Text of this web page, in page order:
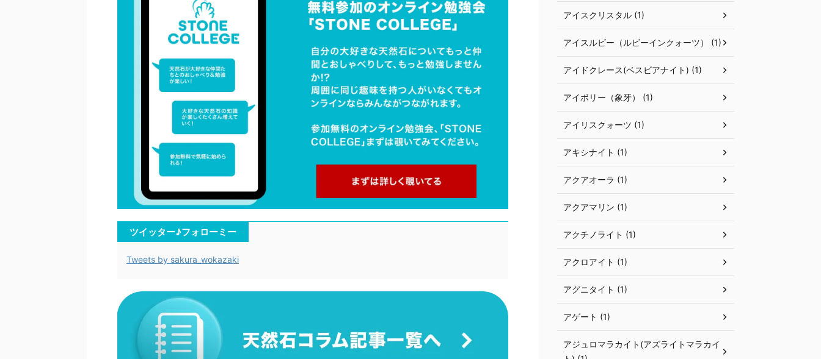
ツイッター♪フォローミー
Tweets by sakura_wokazaki
アイスクリスタル (1)
アイスルビー（ルビーインクォーツ） (1)
アイドクレース(ベスビアナイト) (1)
アイボリー（象牙） (1)
アイリスクォーツ (1)
アキシナイト (1)
アクアオーラ (1)
アクアマリン (1)
アクチノライト (1)
アクロアイト (1)
アグニタイト (1)
アゲート (1)
アジュロマラカイト(アズライトマラカイ